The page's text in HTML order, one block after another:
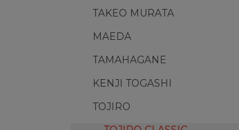
TAKEO MURATA
MAEDA
TAMAHAGANE
KENJI TOGASHI
TOJIRO